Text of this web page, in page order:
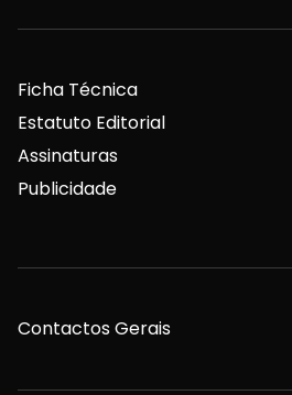
Ficha Técnica
Estatuto Editorial
Assinaturas
Publicidade
Contactos Gerais